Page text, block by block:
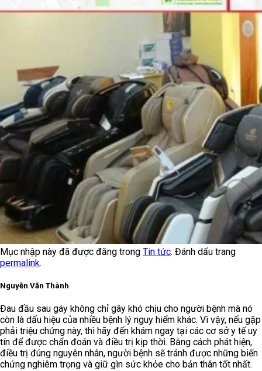
Mục nhập này đã được đăng trong Tin tức. Đánh dấu trang
permalink.
Nguyễn Văn Thành
Đau đầu sau gáy không chỉ gây khó chịu cho người bệnh mà nó
còn là dấu hiệu của nhiều bệnh lý nguy hiểm khác. Vì vậy, nếu gặp
phải triệu chứng này, thì hãy đến khám ngay tại các cơ sở y tế uy
tín để được chẩn đoán và điều trị kịp thời. Bằng cách phát hiện,
điều trị đúng nguyên nhân, người bệnh sẽ tránh được những biến
chứng nghiêm trọng và giữ gìn sức khỏe cho bản thân tốt nhất.